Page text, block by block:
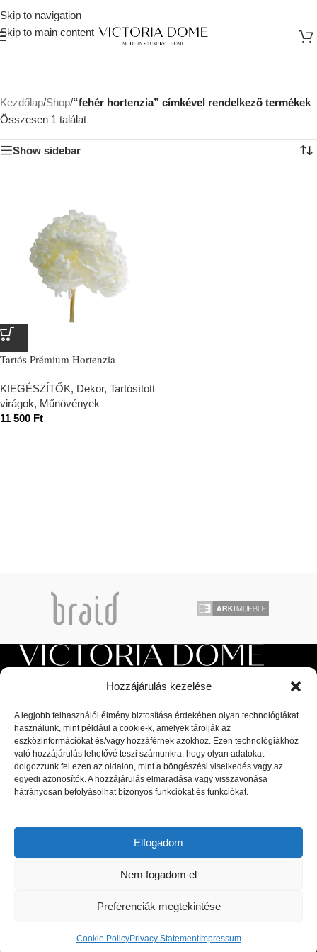
Hozzájárulás kezelése
A legjobb felhasználói élmény biztosítása érdekében olyan technológiákat
használunk, mint például a cookie-k, amelyek tárolják az
eszközinformációkat és/vagy hozzáférnek azokhoz. Ezen technológiákhoz
való hozzájárulás lehetővé teszi számunkra, hogy olyan adatokat
dolgozzunk fel ezen az oldalon, mint a böngészési viselkedés vagy az
egyedi azonosítók. A hozzájárulás elmaradása vagy visszavonása
hátrányosan befolyásolhat bizonyos funkciókat és funkciókat.
Elfogadom
Nem fogadom el
Preferenciák megtekintése
Cookie PolicyPrivacy StatementImpressum
Skip to navigation
Skip to main content
Kezdőlap/Shop/“fehér hortenzia” címkével rendelkező termékek
Összesen 1 találat
Show sidebar
Tartós Prémium Hortenzia
KIEGÉSZÍTŐK, Dekor, Tartósított
virágok, Műnövények
11 500 Ft
Luxus beltéri és kültéri bútorok, valamint magas minőségű
kiegészítők a lakberendezési piac legnagyobb kiválóságaitól: olasz,
spanyol, portugál és skandináv dizájnerek díjnyertes termékei, a
1044 Budapest, Megyeri út 53.
Telefon: +36 30 8 177 177
Email: hello@victoriadome.com
LEGUTÓBBI BEJEGYZÉSEK